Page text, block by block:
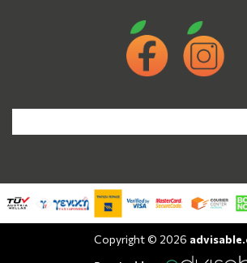
Copyright © 2026